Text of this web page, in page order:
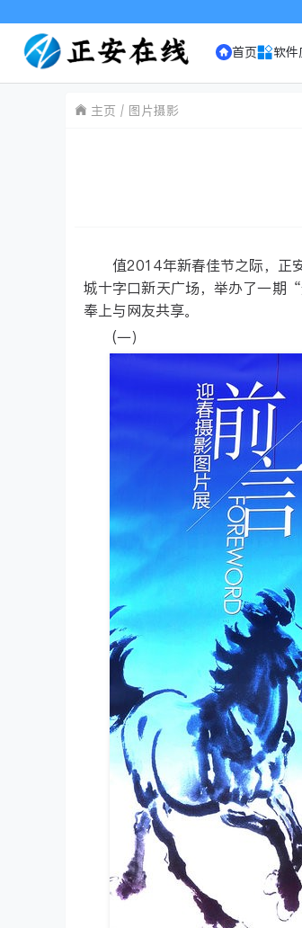
首页 软件
主页 图片摄影
值2014年新春佳节之际，正
城十字口新天广场，举办了一期
奉上与网友共享。
(一）